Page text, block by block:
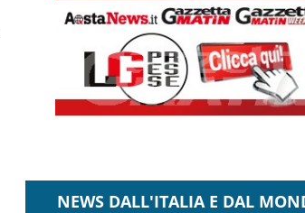
NEWS DALL'ITALIA E DAL